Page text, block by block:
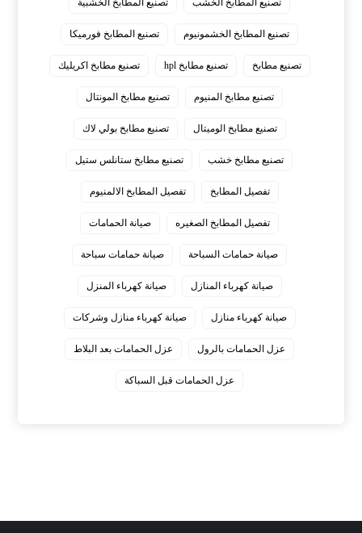
تصنيع المطابخ الخشمونيوم تصنيع المطابخ فورميكا
تصنيع مطابخ تصنيع مطابخ hpl تصنيع مطابخ اكريليك
تصنيع مطابخ المنيوم تصنيع مطابخ المونتال
تصنيع مطابخ الوميتال تصنيع مطابخ بولي لاك
تصنيع مطابخ خشب تصنيع مطابخ ستانلس ستيل
تفصيل المطابخ تفصيل المطابخ الالمنيوم
تفصيل المطابخ الصغيره صيانة الحمامات
صيانة حمامات السباحة صيانة حمامات سباحة
صيانة كهرباء المنازل صيانة كهرباء المنزل
صيانة كهرباء منازل صيانة كهرباء منازل وشركات
عزل الحمامات بالرول عزل الحمامات بعد البلاط
عزل الحمامات قبل السباكة